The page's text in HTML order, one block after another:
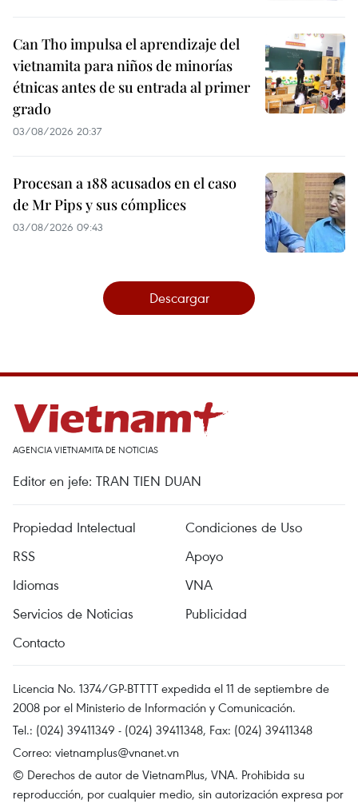
Can Tho impulsa el aprendizaje del
vietnamita para niños de minorías
étnicas antes de su entrada al primer
grado
03/08/2026 20:37
Procesan a 188 acusados en el caso
de Mr Pips y sus cómplices
03/08/2026 09:43
Descargar
AGENCIA VIETNAMITA DE NOTICIAS
Editor en jefe: TRAN TIEN DUAN
Propiedad Intelectual
Condiciones de Uso
RSS
Apoyo
Idiomas
VNA
Servicios de Noticias
Publicidad
Contacto
Licencia No. 1374/GP-BTTTT expedida el 11 de septiembre de
2008 por el Ministerio de Información y Comunicación.
Tel.: (024) 39411349 - (024) 39411348, Fax: (024) 39411348
Correo: vietnamplus@vnanet.vn
© Derechos de autor de VietnamPlus, VNA. Prohibida su
reproducción, por cualquier medio, sin autorización expresa por